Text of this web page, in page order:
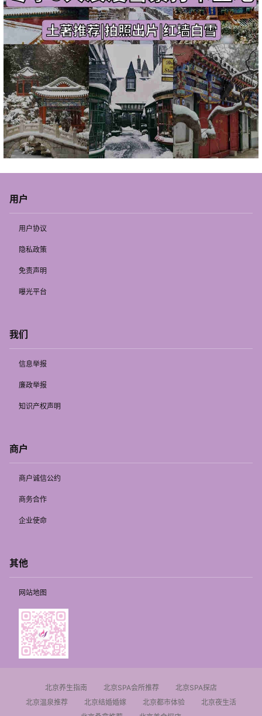
用户
用户协议
隐私政策
免责声明
曝光平台
我们
信息举报
廉政举报
知识产权声明
商户
商户诚信公约
商务合作
企业使命
其他
网站地图
北京养生指南 北京SPA会所推荐
北京SPA探店
北京温泉推荐
北京结婚婚嫁 北京都市体验
北京夜生活